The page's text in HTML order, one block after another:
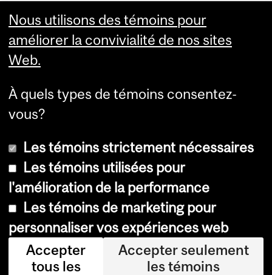
Services aux étudiants
© Université McGill, 2026
Accessibilité
Avis sur les témoins
Paramètres des témoins
Nous utilisons des témoins pour
améliorer la convivialité de nos sites
Web.
À quels types de témoins consentez-
vous?
Les témoins strictement nécessaires
Les témoins utilisées pour
l'amélioration de la performance
Les témoins de marketing pour
personnaliser vos expériences web
Accepter
tous les
Accepter seulement
les témoins